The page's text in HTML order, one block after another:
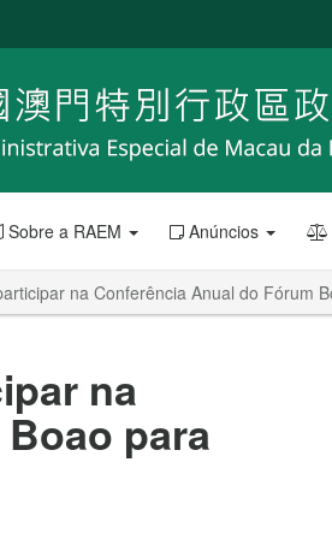
Sobre a RAEM Anúncios
na Conferência Anual do Fórum
na
para